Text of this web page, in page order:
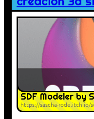
SDF Modeler by
https://sascha-rode.itch.io/